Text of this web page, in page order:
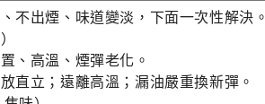
不出煙、味道變淡，下面一次性解決。
、高溫、煙彈老化。
直立；遠離高溫；漏油嚴重換新彈。